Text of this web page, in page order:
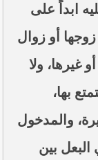
ابداً على
أو زوال
غيرها، ولا
بها،
والمدخول
البعل بين